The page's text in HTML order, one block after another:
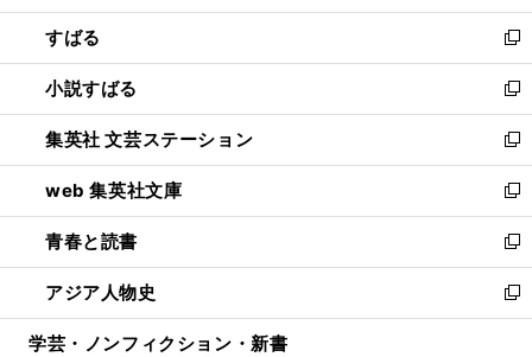
開
く
ウ
で
開
く
ン
ド
ウ
で
開
く
すばる
新
し
い
ウ
ィ
ン
ド
ウ
で
開
く
小説すばる
新
し
い
ウ
ィ
ン
ド
ウ
で
開
集英社 文芸ステーション
新
し
い
ウ
ィ
ン
ド
ウ
web 集英社文庫
新
し
い
ウ
ィ
ン
青春と読書
新
し
い
ウ
アジア人物史
新
し
学芸・ノンフィクション・新書